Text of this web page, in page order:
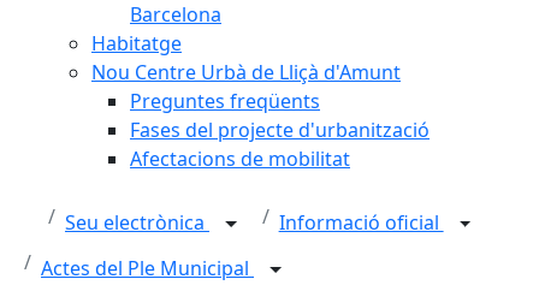
Barcelona
Habitatge
Nou Centre Urbà de Lliçà d'Amunt
Preguntes freqüents
Fases del projecte d'urbanització
Afectacions de mobilitat
Seu electrònica
Informació oficial
Actes del Ple Municipal